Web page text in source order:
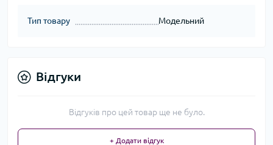
Тип товару Модельний
Відгуки
Відгуків про цей товар ще не було.
+ Додати відгук